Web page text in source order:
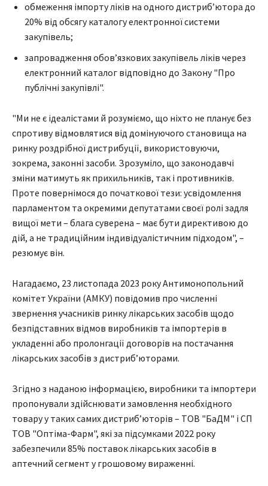
обмеження імпорту ліків на одного дистриб’ютора до
20% від обсягу каталогу електронної системи
закупівель;
запровадження обов’язкових закупівель ліків через
електронний каталог відповідно до Закону "Про
публічні закупівлі".
"Ми не є ідеалістами й розуміємо, що ніхто не планує без
спротиву відмовлятися від домінуючого становища на
ринку роздрібної дистрибуції, використовуючи,
зокрема, законні засоби. Зрозуміло, що законодавчі
зміни матимуть як прихильників, так і противників.
Проте повернімося до початкової тези: усвідомлення
парламентом та окремими депутатами своєї ролі задля
вищої мети – блага суверена – має бути директивою до
дій, а не традиційним індивідуалістичним підходом", –
резюмує він.
Нагадаємо, 23 листопада 2023 року Антимонопольний
комітет України (АМКУ) повідомив про численні
звернення учасників ринку лікарських засобів щодо
безпідставних відмов виробників та імпортерів в
укладенні або пролонгації договорів на постачання
лікарських засобів з дистриб’юторами.
Згідно з наданою інформацією, виробники та імпортери
пропонували здійснювати замовлення необхідного
товару у таких самих дистриб’юторів – ТОВ "БаДМ" і СП
ТОВ "Оптіма-Фарм", які за підсумками 2022 року
забезпечили 85% поставок лікарських засобів в
аптечний сегмент у грошовому вираженні.